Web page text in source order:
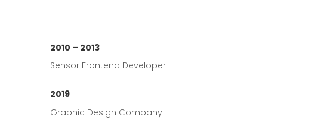
2010 – 2013
Sensor Frontend Developer
2019
Graphic Design Company